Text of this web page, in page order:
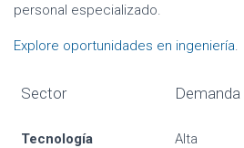
personal especializado.
Explore oportunidades en ingeniería.
Sector
Tecnología Alta